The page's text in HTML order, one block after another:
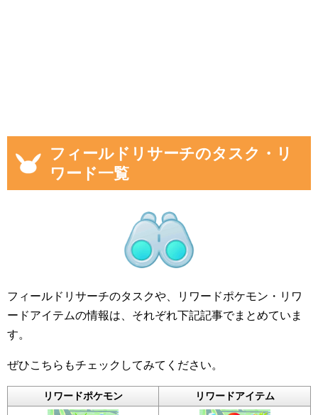
フィールドリサーチのタスク・リ
ワード一覧
フィールドリサーチのタスクや、リワードポケモン・リワ
ードアイテムの情報は、それぞれ下記記事でまとめていま
す。
ぜひこちらもチェックしてみてください。
リワードポケモン リワードアイテム